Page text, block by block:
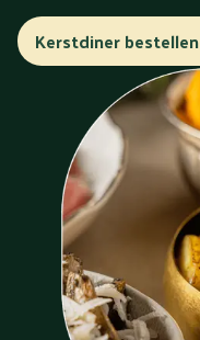
Kerstdiner bestellen